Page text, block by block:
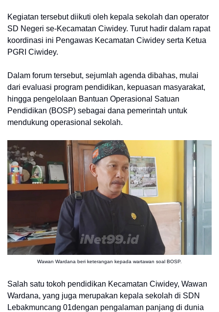
Kegiatan tersebut diikuti oleh kepala sekolah dan operator
SD Negeri se-Kecamatan Ciwidey. Turut hadir dalam rapat
koordinasi ini Pengawas Kecamatan Ciwidey serta Ketua
PGRI Ciwidey.
Dalam forum tersebut, sejumlah agenda dibahas, mulai
dari evaluasi program pendidikan, kepuasan masyarakat,
hingga pengelolaan Bantuan Operasional Satuan
Pendidikan (BOSP) sebagai dana pemerintah untuk
mendukung operasional sekolah.
Wawan Wardana beri keterangan kepada wartawan soal BOSP.
Salah satu tokoh pendidikan Kecamatan Ciwidey, Wawan
Wardana, yang juga merupakan kepala sekolah di SDN
Lebakmuncang 01dengan pengalaman panjang di dunia